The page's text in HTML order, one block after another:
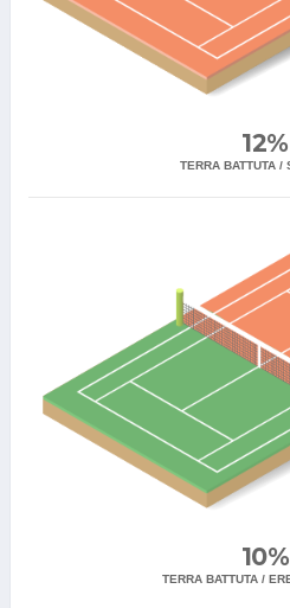
12%
TERRA BATTUTA /
10%
TERRA BATTUTA /